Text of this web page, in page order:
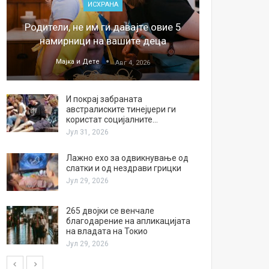
ИСХРАНА
Родители, не им ги давајте овие 5
намирници на вашите деца
Мајка и Дете Авг 4, 2026
И покрај забраната
австралиските тинејџери ги
користат социјалните…
Јул 31, 2026
Лажно ехо за одвикнување од
слатки и од нездрави грицки
Јул 29, 2026
265 двојки се венчале
благодарение на апликацијата
на владата на Токио
Јул 29, 2026